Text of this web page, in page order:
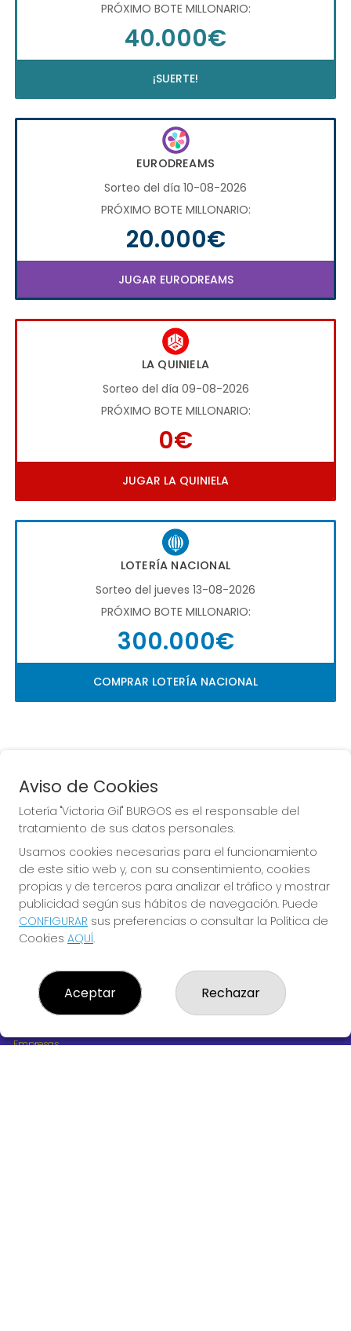
PRÓXIMO BOTE MILLONARIO:
40.000€
¡SUERTE!
EURODREAMS
Sorteo del día 10-08-2026
PRÓXIMO BOTE MILLONARIO:
20.000€
JUGAR EURODREAMS
LA QUINIELA
Sorteo del día 09-08-2026
PRÓXIMO BOTE MILLONARIO:
0€
JUGAR LA QUINIELA
LOTERÍA NACIONAL
Sorteo del jueves 13-08-2026
PRÓXIMO BOTE MILLONARIO:
300.000€
COMPRAR LOTERÍA NACIONAL
La de la Antigua de
Gamonal
¿Quiénes somos?
Comprar lotería
Resultados
Empresas
Aviso de Cookies
Lotería "Victoria Gil" BURGOS es el responsable del
tratamiento de sus datos personales.
Usamos cookies necesarias para el funcionamiento
de este sitio web y, con su consentimiento, cookies
propias y de terceros para analizar el tráfico y mostrar
publicidad según sus hábitos de navegación. Puede
CONFIGURAR sus preferencias o consultar la Política de
Cookies AQUÍ.
Aceptar Rechazar